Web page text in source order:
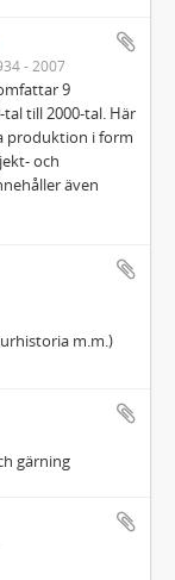
- 2007
9
till 2000‐tal. Här
produktion i form
och
även
m.m.)
gärning